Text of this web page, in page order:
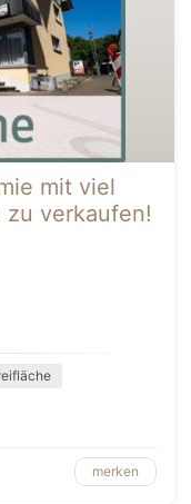
mit viel
verkaufen!
merken